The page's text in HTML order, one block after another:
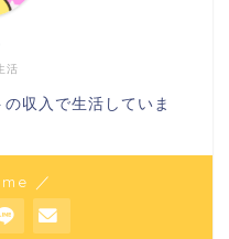
活
収入で生活していま
／